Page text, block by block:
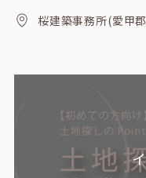
桜建築事務所(愛甲